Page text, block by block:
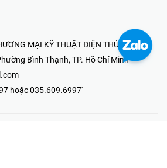
MẠI KỸ THUẬT ĐIỆN THÚY NHI
Bình Thạnh, TP. Hồ Chí Minh
hoặc 035.609.6997'